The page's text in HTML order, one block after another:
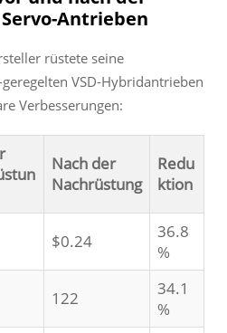
Antrieben
rüstete seine
VSD-Hybridantrieben
Verbesserungen:
Nach der
Nachrüstung
Redu
ktion
$0.24
36.8
%
122
34.1
%